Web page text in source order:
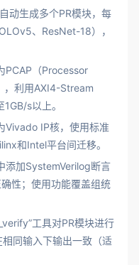
动生成多个PR模块，每
、ResNet-18），
PCAP（Processor
利用AXI4-Stream
s以上。
Vivado IP核，使用标准
和Intel平台间迁移。
添加SystemVerilog断言
确性；使用功能覆盖组统
工具对PR模块进行
同输入下输出一致（适